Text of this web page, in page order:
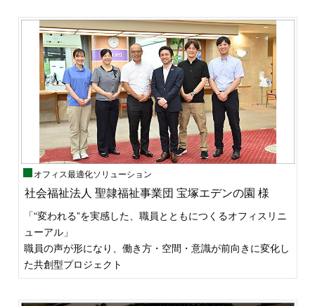
オフィス最適化ソリューション
社会福祉法人 聖隷福祉事業団 宝塚エデンの園 様
「“変われる”を実感した、職員とともにつくるオフィスリニ
ューアル」
職員の声が形になり、働き方・空間・意識が前向きに変化し
た共創型プロジェクト